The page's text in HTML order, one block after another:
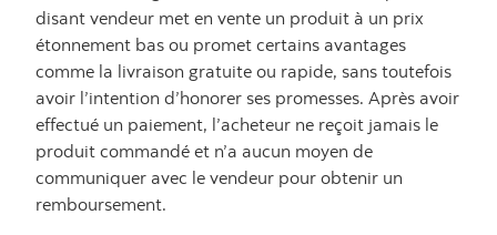
disant vendeur met en vente un produit à un prix
étonnement bas ou promet certains avantages
comme la livraison gratuite ou rapide, sans toutefois
avoir l’intention d’honorer ses promesses. Après avoir
effectué un paiement, l’acheteur ne reçoit jamais le
produit commandé et n’a aucun moyen de
communiquer avec le vendeur pour obtenir un
remboursement.